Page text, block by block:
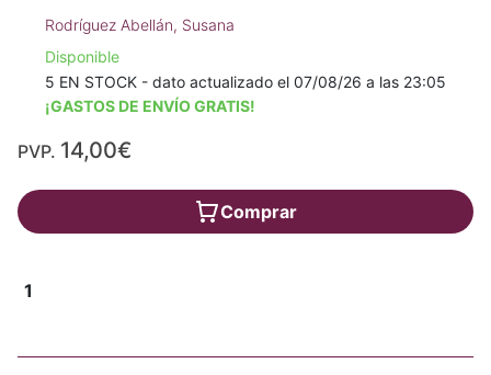
Rodríguez Abellán, Susana
Disponible
5 EN STOCK - dato actualizado el 07/08/26 a las 23:05
¡GASTOS DE ENVÍO GRATIS!
PVP. 14,00€
Comprar
1